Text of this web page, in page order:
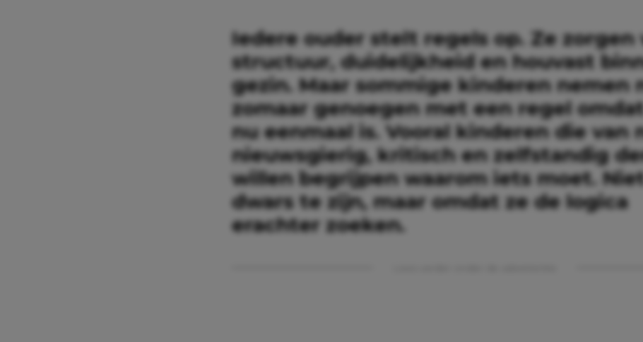
Iedere ouder stelt regels op. Ze zorgen
structuur, duidelijkheid en houvast
gezin. Maar sommige kinderen nemen
zomaar genoegen met een regel
nu eenmaal is. Vooral kinderen die van
nieuwsgierig, kritisch en zelfstandig
willen begrijpen waarom iets moet.
dwars te zijn, maar omdat ze de logica
erachter zoeken.